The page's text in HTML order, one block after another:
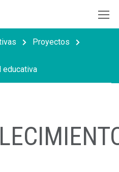
Proyectos
educativa